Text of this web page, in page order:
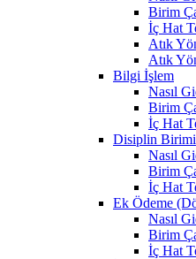
Birim
İç Hat
Atık
Atık
Bilgi İşlem
Nasıl
Birim
İç Hat
Disiplin Birimi
Nasıl
Birim
İç Hat
Ek Ödeme
Nasıl
Birim
İç Hat